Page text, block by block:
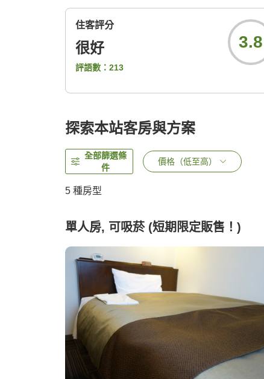
住客評分
很好
評語數： 213
3.8
探索本站客房與方案
全部篩選條
件
價格（低至高）
5 種房型
單人房, 可吸菸 (短期限定販售！)